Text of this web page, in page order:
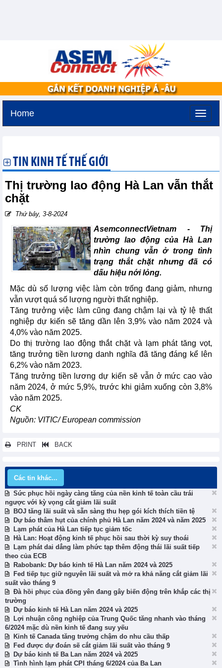
Home
TIN KINH TẾ THẾ GIỚI
Thị trường lao động Hà Lan vẫn thắt
chặt
Thứ bảy, 3-8-2024
AsemconnectVietnam - Thị
trường lao động của Hà Lan
nhìn chung vẫn ở trong tình
trạng thắt chặt nhưng đã có
dấu hiệu nới lỏng.
Mặc dù số lượng việc làm còn trống đang giảm, nhưng
vẫn vượt quá số lượng người thất nghiệp.
Tăng trưởng việc làm cũng đang chậm lại và tỷ lệ thất
nghiệp dự kiến sẽ tăng dần lên 3,9% vào năm 2024 và
4,0% vào năm 2025.
Do thị trường lao động thắt chặt và lạm phát tăng vọt,
tăng trưởng tiền lương danh nghĩa đã tăng đáng kể lên
6,2% vào năm 2023.
Tăng trưởng tiền lương dự kiến sẽ vẫn ở mức cao vào
năm 2024, ở mức 5,9%, trước khi giảm xuống còn 3,8%
vào năm 2025.
CK
Nguồn: VITIC/ European commission
PRINT BACK
Các tin khác...
Sức phục hồi ngày càng tăng của nền kinh tế toàn cầu trái
ngược với kỳ vọng cắt giảm lãi suất
BOJ tăng lãi suất và sẵn sàng thu hẹp gói kích thích tiền tệ
Dự báo thâm hụt của chính phủ Hà Lan năm 2024 và năm 2025
Lạm phát của Hà Lan tiếp tục giảm tốc
Hà Lan: Hoạt động kinh tế phục hồi sau thời kỳ suy thoái
Lạm phát dai dẳng làm phức tạp thêm động thái lãi suất tiếp
theo của ECB
Rabobank: Dự báo kinh tế Hà Lan năm 2024 và 2025
Fed tiếp tục giữ nguyên lãi suất và mở ra khả năng cắt giảm lãi
suất vào tháng 9
Đà hồi phục của đồng yên đang gây biến động trên khắp các thị
trường
Dự báo kinh tế Hà Lan năm 2024 và 2025
Lợi nhuận công nghiệp của Trung Quốc tăng nhanh vào tháng
6/2024 mặc dù nền kinh tế đang suy yếu
Kinh tế Canada tăng trưởng chậm do nhu cầu thấp
Fed được dự đoán sẽ cắt giảm lãi suất vào tháng 9
Dự báo kinh tế Ba Lan năm 2024 và 2025
Tình hình lạm phát CPI tháng 6/2024 của Ba Lan